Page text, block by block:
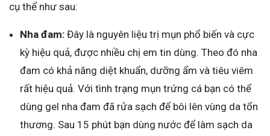
cụ thể như sau:
Nha đam: Đây là nguyên liệu trị mụn phổ biến và cực
kỳ hiệu quả, được nhiều chị em tin dùng. Theo đó nha
đam có khả năng diệt khuẩn, dưỡng ẩm và tiêu viêm
rất hiệu quả. Với tình trạng mụn trứng cá bạn có thể
dùng gel nha đam đã rửa sạch để bôi lên vùng da tổn
thương. Sau 15 phút bạn dùng nước để làm sạch da